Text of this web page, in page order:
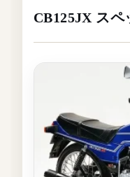
CB125JX スペ